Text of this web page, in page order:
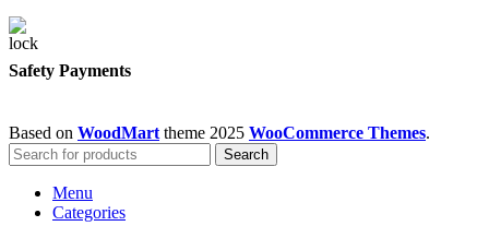
Safety Payments
Based on WoodMart theme 2025 WooCommerce Themes.
Search
Menu
Categories